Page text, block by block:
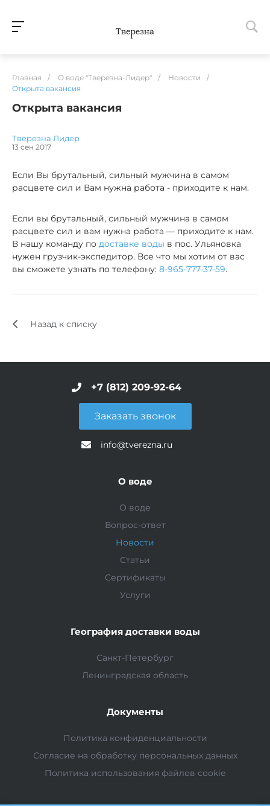
Главная / О воде "Тверезна-Лидер" / Новости
/
Открыта вакансия
Открыта вакансия
Тверезна Лидер
13 сен 2017
Если Вы брутальный, сильный мужчина в самом
расцвете сил и Вам нужна работа - приходите к нам.
Если вы брутальный, сильный мужчина в самом
расцвете сил и вам нужна работа — приходите к нам.
В нашу команду по доставке воды в пос. Ульяновка
нужен грузчик-экспедитор. Все что мы хотим от вас
вы сможете узнать по телефону: 8-965-777-37-59.
Назад к списку
+7 (812) 209-92-64
Заказать звонок
info@tverezna.ru
О воде
О воде
Вопрос-ответ
Новости
Статьи
Сертификаты
Услуги
География доставки воды
Санкт-Петербург
Ленинградская область
Документы
Политика конфиденциальности
Согласие на обработку персональных данных
Политика использования файлов cookie